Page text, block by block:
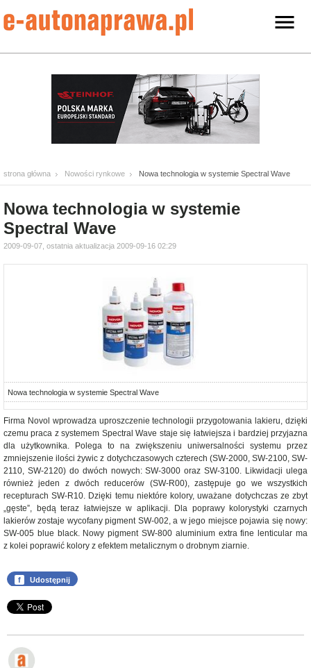
strona główna Nowości rynkowe Nowa technologia w systemie Spectral Wave
Nowa technologia w systemie
Spectral Wave
2009-09-07, ostatnia aktualizacja 2009-09-16 02:29
Nowa technologia w systemie Spectral Wave
Firma Novol wprowadza uproszczenie technologii przygotowania lakieru, dzięki
czemu praca z systemem Spectral Wave staje się łatwiejsza i bardziej przyjazna
dla użytkownika. Polega to na zwiększeniu uniwersalności systemu przez
zmniejszenie ilości żywic z dotychczasowych czterech (SW-2000, SW-2100, SW-
2110, SW-2120) do dwóch nowych: SW-3000 oraz SW-3100. Likwidacji ulega
również jeden z dwóch reducerów (SW-R00), zastępuje go we wszystkich
recepturach SW-R10. Dzięki temu niektóre kolory, uważane dotychczas ze zbyt
„gęste”, będą teraz łatwiejsze w aplikacji. Dla poprawy kolorystyki czarnych
lakierów zostaje wycofany pigment SW-002, a w jego miejsce pojawia się nowy:
SW-005 blue black. Nowy pigment SW-800 aluminium extra fine lenticular ma
z kolei poprawić kolory z efektem metalicznym o drobnym ziarnie.
f Udostępnij